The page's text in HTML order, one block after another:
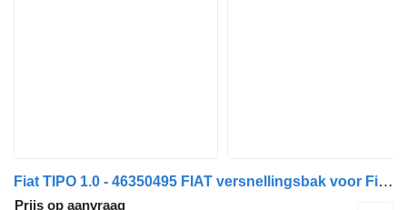
Fiat TIPO 1.0 - 46350495 FIAT versnellingsbak voor Fiat FIAT TIPO 1.0 - 46350495 auto
Prijs op aanvraag